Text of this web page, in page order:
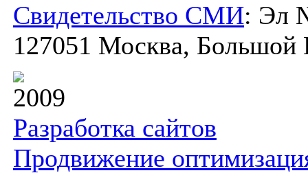
Свидетельство СМИ: Эл
127051 Москва, Большой
2009
Разработка сайтов
Продвижение